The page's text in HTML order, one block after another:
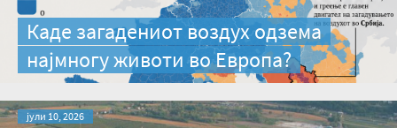
Каде загадениот воздух одзема
најмногу животи во Европа?
јули 10, 2026